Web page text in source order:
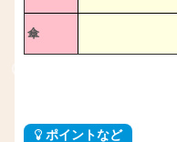
傘
ポイントなど